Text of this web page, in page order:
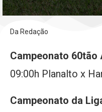
Da Redação
Campeonato 60tão
09:00h Planalto x
Campeonato da